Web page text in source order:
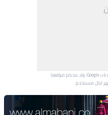
يتم عرض هذا الإعلان بواسطة إعلانات Google، ولا يتحكم موقعنا
لكل مستخدم.